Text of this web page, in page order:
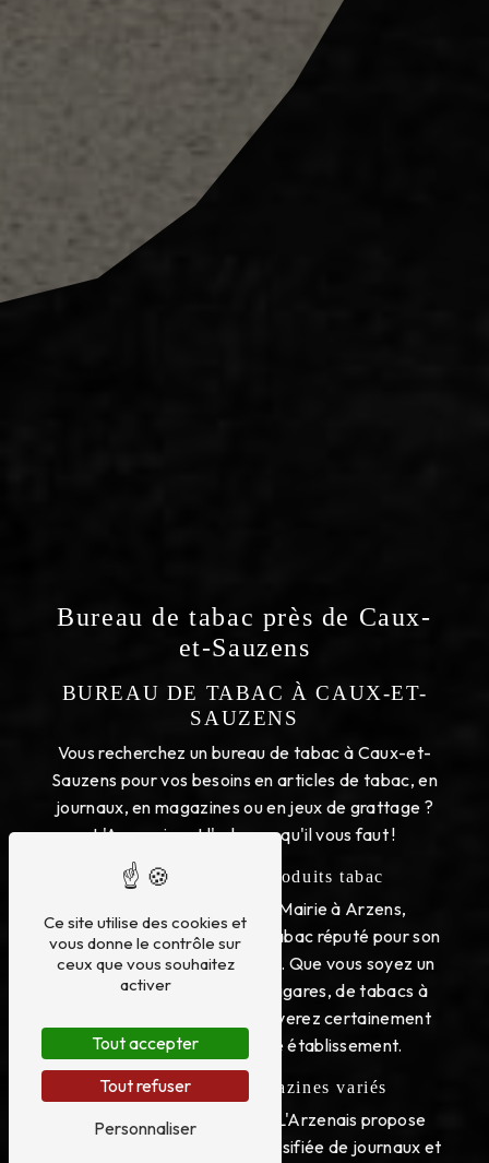
Bureau de tabac près de Caux-
et-Sauzens
BUREAU DE TABAC À CAUX-ET-
SAUZENS
Vous recherchez un bureau de tabac à Caux-et-
Sauzens pour vos besoins en articles de tabac, en
journaux, en magazines ou en jeux de grattage ?
L'Arzenais est l'adresse qu'il vous faut !
Un large choix de produits tabac
Installé au 65 Place de la Mairie à Arzens,
L'Arzenais est un bureau de tabac réputé pour son
large choix de produits tabac. Que vous soyez un
amateur de cigarettes, de cigares, de tabacs à
rouler ou de pipes, vous trouverez certainement
votre bonheur dans notre établissement.
Des journaux et magazines variés
En plus des produits tabac, L'Arzenais propose
également une sélection diversifiée de journaux et
Ce site utilise des cookies et
vous donne le contrôle sur
ceux que vous souhaitez
activer
Tout accepter
Tout refuser
Personnaliser